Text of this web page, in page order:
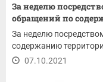
За неделю
обращений по
За неделю
содержанию
07.10.2021